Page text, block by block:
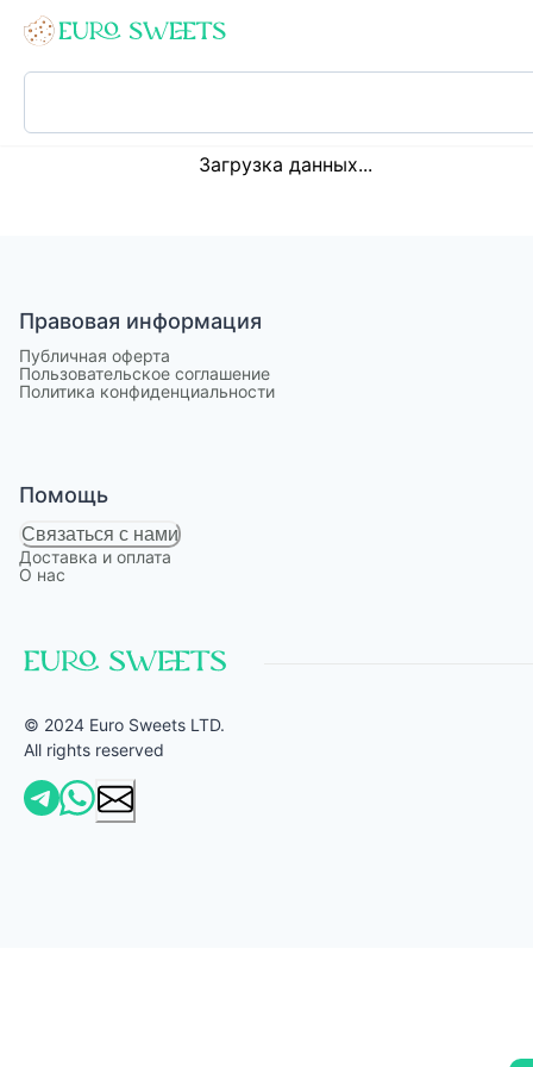
Загрузка данных...
Правовая информация
Публичная оферта
Пользовательское соглашение
Политика конфиденциальности
Помощь
Связаться с нами
Доставка и оплата
О нас
© 2024 Euro Sweets LTD.
All rights reserved